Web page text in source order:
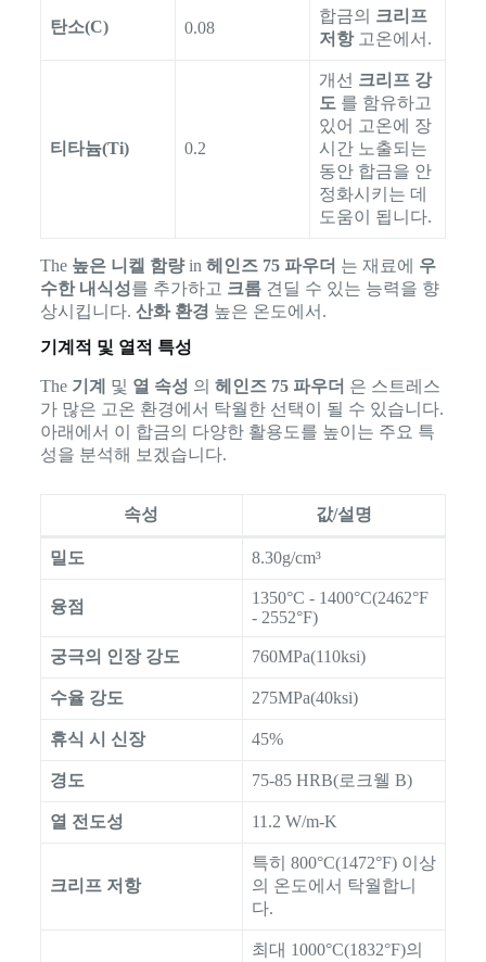
탄소(C) 0.08
합금의 크리프
저항고온에서.
티타늄(Ti) 0.2
개선 크리프 강
도 를 함유하고
있어 고온에 장
시간 노출되는
동안 합금을 안
정화시키는 데
도움이 됩니다.
The 높은 니켈 함량in 헤인즈 75 파우더 는 재료에 우
수한 내식성를 추가하고 크롬견딜 수 있는 능력을 향
상시킵니다. 산화 환경 높은 온도에서.
기계적 및 열적 특성
The 기계 및 열 속성 의 헤인즈 75 파우더 은 스트레스
가 많은 고온 환경에서 탁월한 선택이 될 수 있습니다.
아래에서 이 합금의 다양한 활용도를 높이는 주요 특
성을 분석해 보겠습니다.
속성 값/설명
밀도 8.30g/cm³
융점
1350°C - 1400°C(2462°F
- 2552°F)
궁극의 인장 강도 760MPa(110ksi)
수율 강도 275MPa(40ksi)
휴식 시 신장 45%
경도 75-85 HRB(로크웰 B)
열 전도성 11.2 W/m-K
크리프 저항
특히 800°C(1472°F) 이상
의 온도에서 탁월합니
다.
최대 1000°C(1832°F)의